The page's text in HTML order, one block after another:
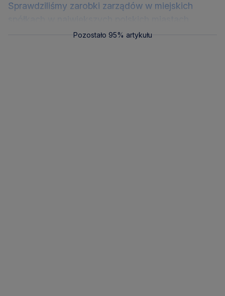
Sprawdziliśmy zarobki zarządów w miejskich
Pozostało 95% artykułu